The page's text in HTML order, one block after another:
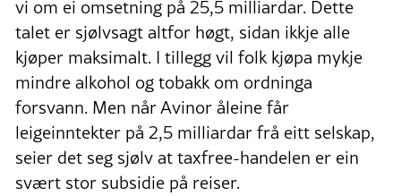
vi om ei omsetning på 25,5 milliardar. Dette
talet er sjølvsagt altfor høgt, sidan ikkje alle
kjøper maksimalt. I tillegg vil folk kjøpa mykje
mindre alkohol og tobakk om ordninga
forsvann. Men når Avinor åleine får
leigeinntekter på 2,5 milliardar frå eitt selskap,
seier det seg sjølv at taxfree-handelen er ein
svært stor subsidie på reiser.